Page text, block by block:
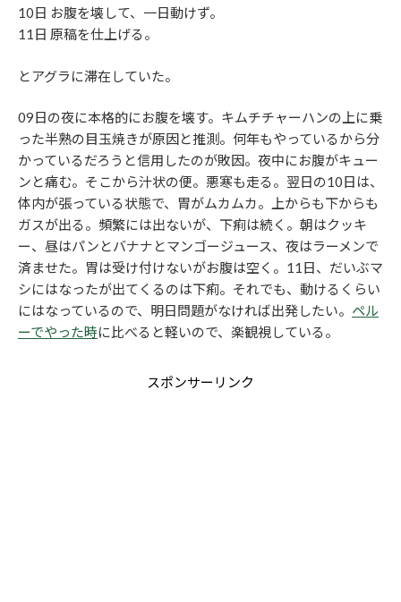
10日 お腹を壊して、一日動けず。
11日 原稿を仕上げる。
とアグラに滞在していた。
09日の夜に本格的にお腹を壊す。キムチチャーハンの上に乗
った半熟の目玉焼きが原因と推測。何年もやっているから分
かっているだろうと信用したのが敗因。夜中にお腹がキュー
ンと痛む。そこから汁状の便。悪寒も走る。翌日の10日は、
体内が張っている状態で、胃がムカムカ。上からも下からも
ガスが出る。頻繁には出ないが、下痢は続く。朝はクッキ
ー、昼はパンとバナナとマンゴージュース、夜はラーメンで
済ませた。胃は受け付けないがお腹は空く。11日、だいぶマ
シにはなったが出てくるのは下痢。それでも、動けるくらい
にはなっているので、明日問題がなければ出発したい。 ペル
ーでやった時に比べると軽いので、楽観視している。
スポンサーリンク